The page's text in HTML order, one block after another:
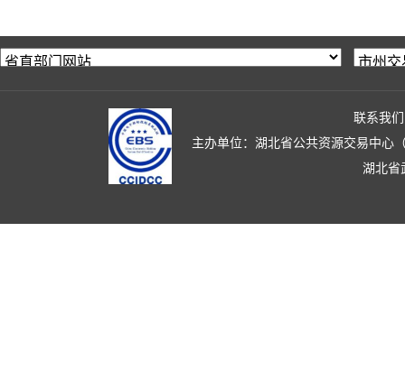
联系我们
主办单位：湖北省公共资源交易中心
湖北省